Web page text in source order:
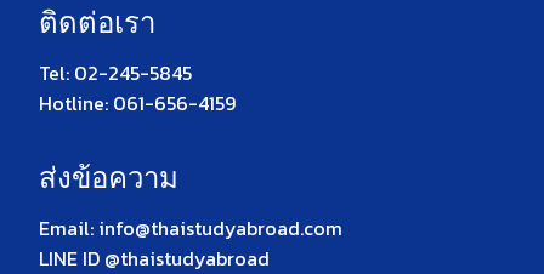
ติดต่อเรา
Tel: 02-245-5845
Hotline: 061-656-4159
ส่งข้อความ
Email: info@thaistudyabroad.com
LINE ID @thaistudyabroad